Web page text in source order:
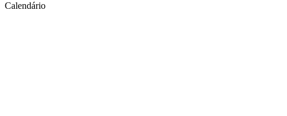
Calendário